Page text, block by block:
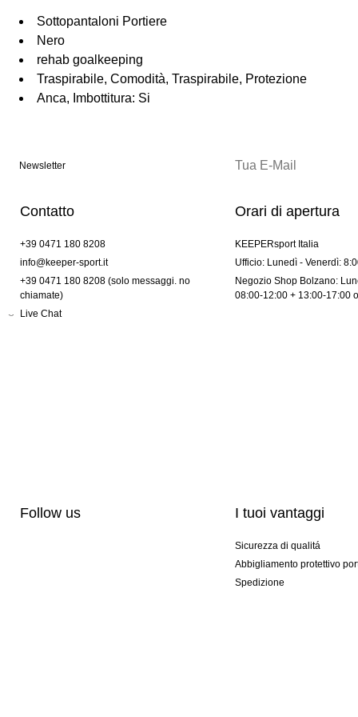
Sottopantaloni Portiere
Nero
rehab goalkeeping
Traspirabile, Comodità, Traspirabile, Protezione
Anca, Imbottitura: Si
Newsletter
Contatto
+39 0471 180 8208
info@keeper-sport.it
+39 0471 180 8208 (solo messaggi. no
chiamate)
Live Chat
Orari di apertura
KEEPERsport Italia
Ufficio: Lunedì - Venerdì:
Negozio Shop Bolzano:
08:00-12:00 + 13:00-17:00
Follow us I tuoi vantaggi
Sicurezza di qualitá
Abbigliamento protettivo
Spedizione